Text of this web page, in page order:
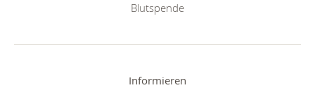
Blutspende
Informieren